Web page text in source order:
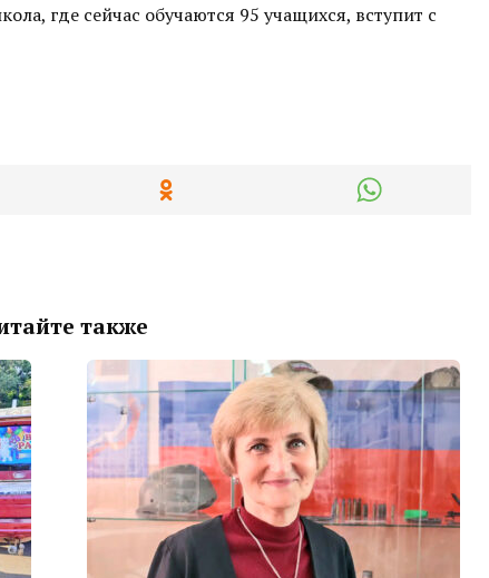
где сейчас обучаются 95 учащихся, вступит с
также